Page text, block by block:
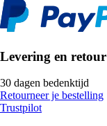
Levering en retour
30 dagen bedenktijd
Retourneer je bestelling
Trustpilot